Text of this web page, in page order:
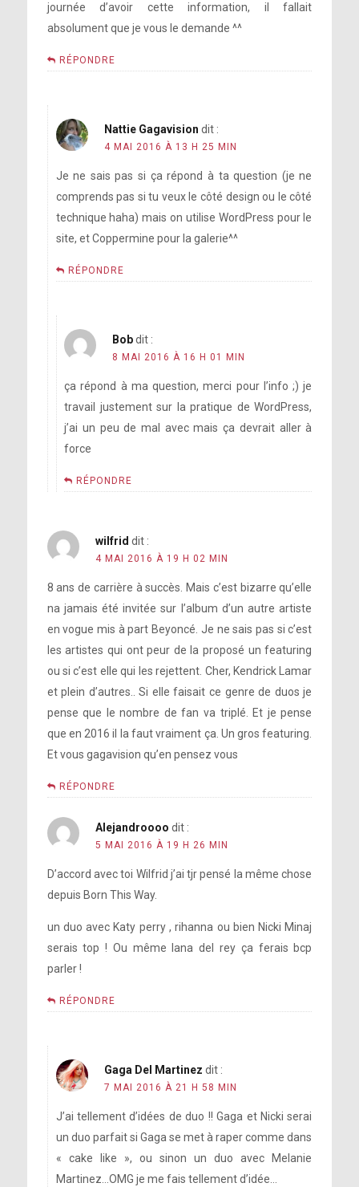
http://youtu.be/A79ura6GU1U?a
http://youtu.be/A79ura6GU1U?a
hJMEpFKI/
https://www.instagram.com/p/BE-
hJT4pFKK/
https://www.instagram.com/p/BE-
iXaWJFL_/
https://www.instagram.com/p/BE-
ijlHJFMe/
https://www.instagram.com/p/BE-
ijlHJFMe/
https://www.instagram.com/p/BE-j8-
fJFOn/
[photo]
[photo]
journée d’avoir cette information, il fallait
absolument que je vous le demande ^^
RÉPONDRE
Nattie Gagavision dit :
4 MAI 2016 À 13 H 25 MIN
Je ne sais pas si ça répond à ta question (je ne
comprends pas si tu veux le côté design ou le côté
technique haha) mais on utilise WordPress pour le
site, et Coppermine pour la galerie^^
RÉPONDRE
Bobdit :
8 MAI 2016 À 16 H 01 MIN
ça répond à ma question, merci pour l’info ;) je
travail justement sur la pratique de WordPress,
j’ai un peu de mal avec mais ça devrait aller à
force
RÉPONDRE
wilfrid dit :
4 MAI 2016 À 19 H 02 MIN
8 ans de carrière à succès. Mais c’est bizarre qu’elle
na jamais été invitée sur l’album d’un autre artiste
en vogue mis à part Beyoncé. Je ne sais pas si c’est
les artistes qui ont peur de la proposé un featuring
ou si c’est elle qui les rejettent. Cher, Kendrick Lamar
et plein d’autres.. Si elle faisait ce genre de duos je
pense que le nombre de fan va triplé. Et je pense
que en 2016 il la faut vraiment ça. Un gros featuring.
Et vous gagavision qu’en pensez vous
RÉPONDRE
Alejandroooo dit :
5 MAI 2016 À 19 H 26 MIN
D’accord avec toi Wilfrid j’ai tjr pensé la même chose
depuis Born This Way.
un duo avec Katy perry , rihanna ou bien Nicki Minaj
serais top ! Ou même lana del rey ça ferais bcp
parler !
RÉPONDRE
Gaga Del Martinez dit :
7 MAI 2016 À 21 H 58 MIN
J’ai tellement d’idées de duo !! Gaga et Nicki serai
un duo parfait si Gaga se met à raper comme dans
« cake like », ou sinon un duo avec Melanie
Martinez…OMG je me fais tellement d’idée…